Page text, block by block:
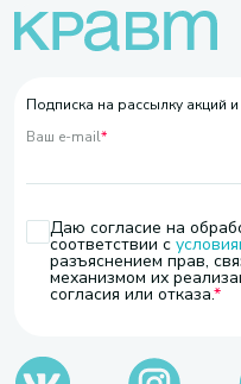
Подписка на рассылку акций
Ваш e-mail*
Даю согласие на
соответствии с
разъяснением прав,
механизмом их
согласия или отказа.